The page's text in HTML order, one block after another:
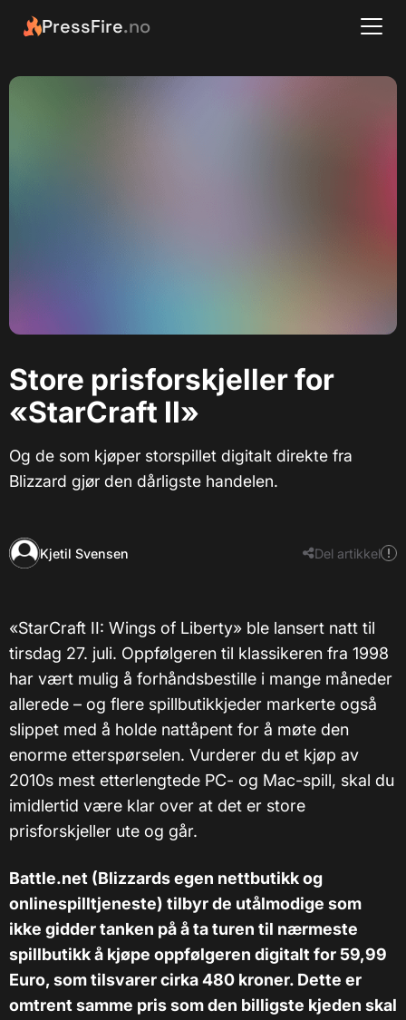
PressFire.no
Store prisforskjeller for
«StarCraft II»
Og de som kjøper storspillet digitalt direkte fra
Blizzard gjør den dårligste handelen.
Kjetil Svensen Del artikkel
«StarCraft II: Wings of Liberty» ble lansert natt til
tirsdag 27. juli. Oppfølgeren til klassikeren fra 1998
har vært mulig å forhåndsbestille i mange måneder
allerede – og flere spillbutikkjeder markerte også
slippet med å holde nattåpent for å møte den
enorme etterspørselen. Vurderer du et kjøp av
2010s mest etterlengtede PC- og Mac-spill, skal du
imidlertid være klar over at det er store
prisforskjeller ute og går.
Battle.net (Blizzards egen nettbutikk og
onlinespilltjeneste) tilbyr de utålmodige som
ikke gidder tanken på å ta turen til nærmeste
spillbutikk å kjøpe oppfølgeren digitalt for 59,99
Euro, som tilsvarer cirka 480 kroner. Dette er
omtrent samme pris som den billigste kjeden skal